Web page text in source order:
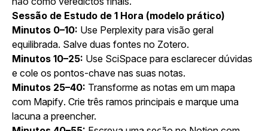
Sessão de Estudo de 1 Hora (modelo prático)
Minutos 0–10: Use Perplexity para visão geral
equilibrada. Salve duas fontes no Zotero.
Minutos 10–25: Use SciSpace para esclarecer dúvidas
e cole os pontos-chave nas suas notas.
Minutos 25–40: Transforme as notas em um mapa
com Mapify. Crie três ramos principais e marque uma
lacuna a preencher.